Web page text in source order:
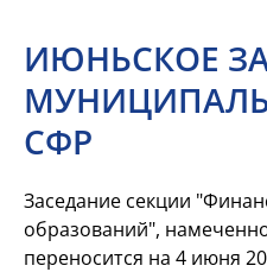
ИЮНЬСКОЕ
СФР
Заседание секции
образований",
переносится на 4 июня